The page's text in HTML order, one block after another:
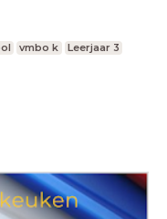
vmbo k Leerjaar 3